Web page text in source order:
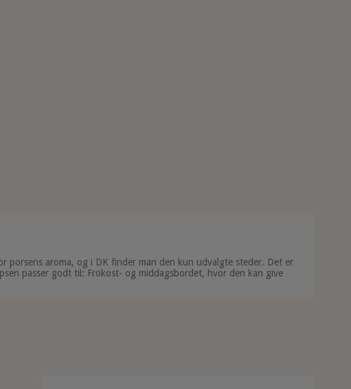
porsens aroma, og i DK finder man den kun udvalgte steder. Det er
passer godt til: Frokost- og middagsbordet, hvor den kan give